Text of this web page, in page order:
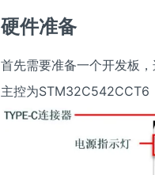
硬件准备
首先需要准备一个开发板
主控为STM32C542CCT6